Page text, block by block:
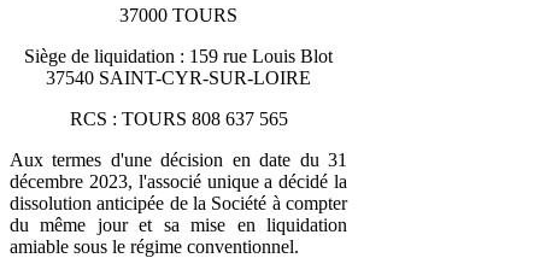
37000 TOURS
Siège de liquidation : 159 rue Louis Blot
37540 SAINT-CYR-SUR-LOIRE
RCS : TOURS 808 637 565
Aux termes d'une décision en date du 31
décembre 2023, l'associé unique a décidé la
dissolution anticipée de la Société à compter
du même jour et sa mise en liquidation
amiable sous le régime conventionnel.